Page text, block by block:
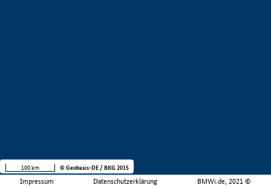
Impressum Datenschutzerklärung BMWi.de, 2021 ©
100 km © Geobasis-DE / BKG 2015